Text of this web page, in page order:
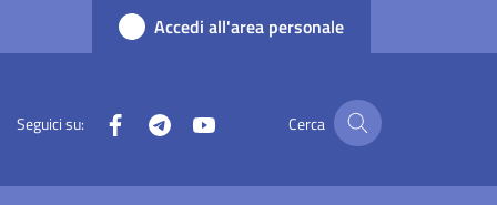
Accedi all'area personale
Seguici su: FacebookTelegram Cerca